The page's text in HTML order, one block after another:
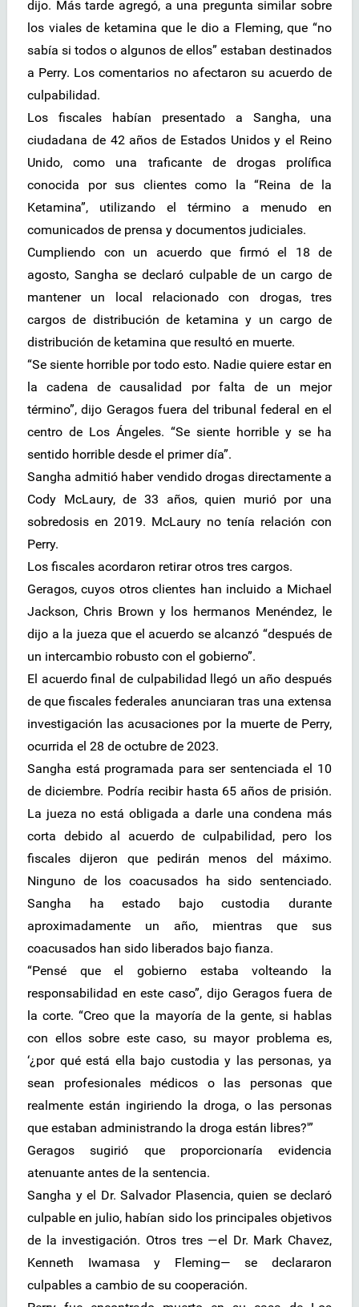
dijo. Más tarde agregó, a una pregunta similar sobre
los viales de ketamina que le dio a Fleming, que “no
sabía si todos o algunos de ellos” estaban destinados
a Perry. Los comentarios no afectaron su acuerdo de
culpabilidad.
Los fiscales habían presentado a Sangha, una
ciudadana de 42 años de Estados Unidos y el Reino
Unido, como una traficante de drogas prolífica
conocida por sus clientes como la “Reina de la
Ketamina”, utilizando el término a menudo en
comunicados de prensa y documentos judiciales.
Cumpliendo con un acuerdo que firmó el 18 de
agosto, Sangha se declaró culpable de un cargo de
mantener un local relacionado con drogas, tres
cargos de distribución de ketamina y un cargo de
distribución de ketamina que resultó en muerte.
“Se siente horrible por todo esto. Nadie quiere estar en
la cadena de causalidad por falta de un mejor
término”, dijo Geragos fuera del tribunal federal en el
centro de Los Ángeles. “Se siente horrible y se ha
sentido horrible desde el primer día”.
Sangha admitió haber vendido drogas directamente a
Cody McLaury, de 33 años, quien murió por una
sobredosis en 2019. McLaury no tenía relación con
Perry.
Los fiscales acordaron retirar otros tres cargos.
Geragos, cuyos otros clientes han incluido a Michael
Jackson, Chris Brown y los hermanos Menéndez, le
dijo a la jueza que el acuerdo se alcanzó “después de
un intercambio robusto con el gobierno”.
El acuerdo final de culpabilidad llegó un año después
de que fiscales federales anunciaran tras una extensa
investigación las acusaciones por la muerte de Perry,
ocurrida el 28 de octubre de 2023.
Sangha está programada para ser sentenciada el 10
de diciembre. Podría recibir hasta 65 años de prisión.
La jueza no está obligada a darle una condena más
corta debido al acuerdo de culpabilidad, pero los
fiscales dijeron que pedirán menos del máximo.
Ninguno de los coacusados ha sido sentenciado.
Sangha ha estado bajo custodia durante
aproximadamente un año, mientras que sus
coacusados han sido liberados bajo fianza.
“Pensé que el gobierno estaba volteando la
responsabilidad en este caso”, dijo Geragos fuera de
la corte. “Creo que la mayoría de la gente, si hablas
con ellos sobre este caso, su mayor problema es,
‘¿por qué está ella bajo custodia y las personas, ya
sean profesionales médicos o las personas que
realmente están ingiriendo la droga, o las personas
que estaban administrando la droga están libres?'”
Geragos sugirió que proporcionaría evidencia
atenuante antes de la sentencia.
Sangha y el Dr. Salvador Plasencia, quien se declaró
culpable en julio, habían sido los principales objetivos
de la investigación. Otros tres —el Dr. Mark Chavez,
Kenneth Iwamasa y Fleming— se declararon
culpables a cambio de su cooperación.